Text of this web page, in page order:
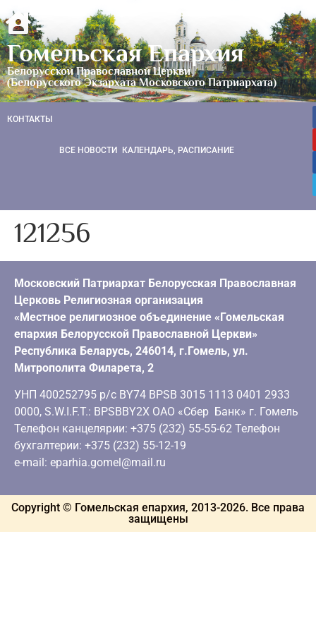
Гомельская Епархия
Белорусской Православной Церкви
(Белорусского Экзархата Московского Патриархата)
КОНТАКТЫ
ВСЕ НОВОСТИ КАЛЕНДАРЬ, РАСПИСАНИЕ
121256
Московский Патриархат Белорусская Православная
Церковь Религиозная организация
«Местное религиозное объединение «Гомельская
епархия Белорусской Православной Церкви»
Республика Беларусь, 246014, г.Гомель, ул.
Митрополита Филарета, 2
УНП 400252795 р/с BY74 BPSB 3015 1113 0401 2933
0000, S.W.I.F.T.: BPSBBY2X ОАО «Сбер Банк» г. Гомель
Телефон канцелярии: +375 (232) 55-55-62 Телефон
бухгалтерии: +375 (232) 55-12-19
e-mail: eparhia.gomel@mail.ru
Copyright © Гомельская епархия, 2013-2026. Все права
защищены